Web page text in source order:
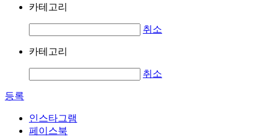
카테고리
취소
카테고리
취소
등록
인스타그램
페이스북